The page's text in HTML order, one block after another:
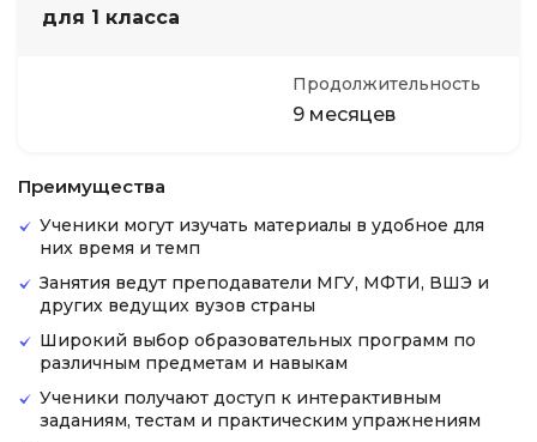
для 1 класса
Продолжительность
9 месяцев
Преимущества
Ученики могут изучать материалы в удобное для
них время и темп
Занятия ведут преподаватели МГУ, МФТИ, ВШЭ и
других ведущих вузов страны
Широкий выбор образовательных программ по
различным предметам и навыкам
Ученики получают доступ к интерактивным
заданиям, тестам и практическим упражнениям